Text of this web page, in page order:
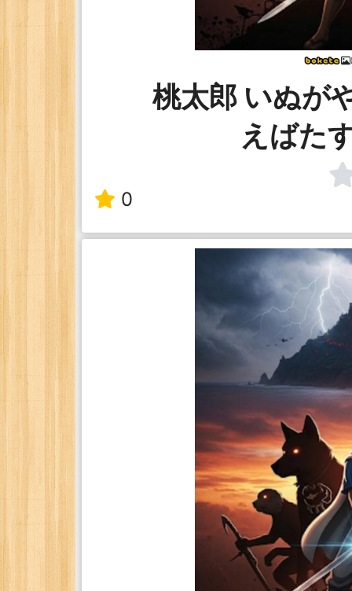
桃太郎 いぬが
えばた
0